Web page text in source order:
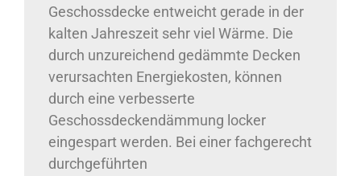
Geschossdecke entweicht gerade in der
kalten Jahreszeit sehr viel Wärme. Die
durch unzureichend gedämmte Decken
verursachten Energiekosten, können
durch eine verbesserte
Geschossdeckendämmung locker
eingespart werden. Bei einer fachgerecht
durchgeführten